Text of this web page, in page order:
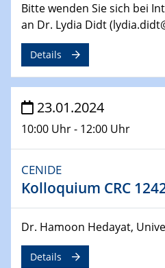
14.02.2024 - 16.02.2024
SFB 247
Jahrestreffen
01.03.2024
Podcast-Workshop
Online-Kick-Off
ZBT
Liquid Organic Hydrogen
ZBT
Bitte wenden Sie sich bei
an Dr. Lydia Didt
Details
23.01.2024
10:00 Uhr - 12:00 Uhr
CENIDE
Kolloquium CRC
Dr. Hamoon Hedayat,
Details